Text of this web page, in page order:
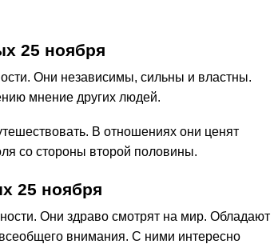
25 ноября
Они независимы, сильны и властны.
мнение других людей.
В отношениях они ценят
со стороны второй половины.
25 ноября
Они здраво смотрят на мир. Обладают
внимания. С ними интересно